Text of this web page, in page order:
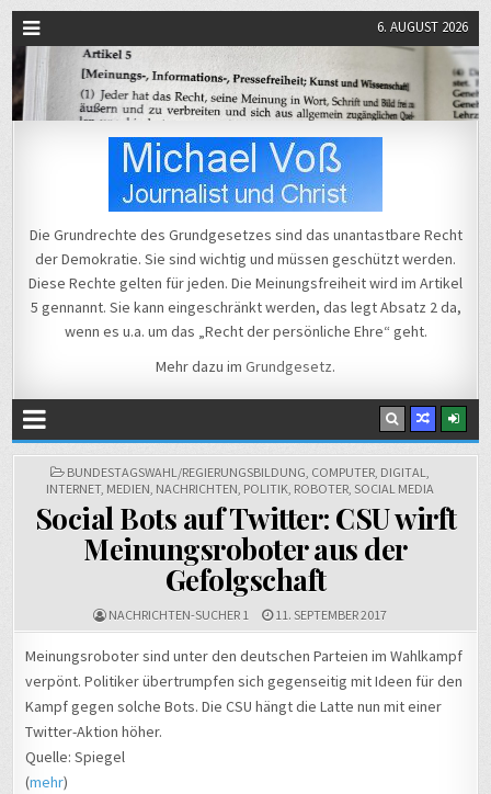
6. AUGUST 2026
Michael Voß
Die Grundrechte des Grundgesetzes sind das unantastbare Recht
der Demokratie. Sie sind wichtig und müssen geschützt werden.
Diese Rechte gelten für jeden. Die Meinungsfreiheit wird im Artikel
5 gennannt. Sie kann eingeschränkt werden, das legt Absatz 2 da,
wenn es u.a. um das „Recht der persönliche Ehre“ geht.
Mehr dazu im Grundgesetz.
POSTED
IN
BUNDESTAGSWAHL/REGIERUNGSBILDUNG, COMPUTER, DIGITAL,
INTERNET, MEDIEN, NACHRICHTEN, POLITIK, ROBOTER, SOCIAL MEDIA
Social Bots auf Twitter: CSU wirft
Meinungsroboter aus der
Gefolgschaft
NACHRICHTEN-SUCHER 1 11. SEPTEMBER 2017
Meinungsroboter sind unter den deutschen Parteien im Wahlkampf
verpönt. Politiker übertrumpfen sich gegenseitig mit Ideen für den
Kampf gegen solche Bots. Die CSU hängt die Latte nun mit einer
Twitter-Aktion höher.
Quelle: Spiegel
(mehr)